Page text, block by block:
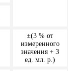
±(3 % от
измеренного
значения + 3
ед. мл. р.)